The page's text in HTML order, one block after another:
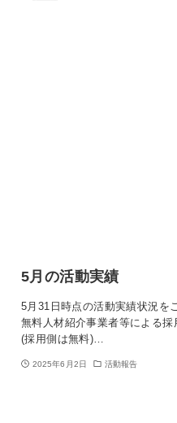
5月の活動実績
5月31日時点の活動実績状況
無料人材紹介事業者等による
(採用側は無料)…
2025年6月2日 活動報告